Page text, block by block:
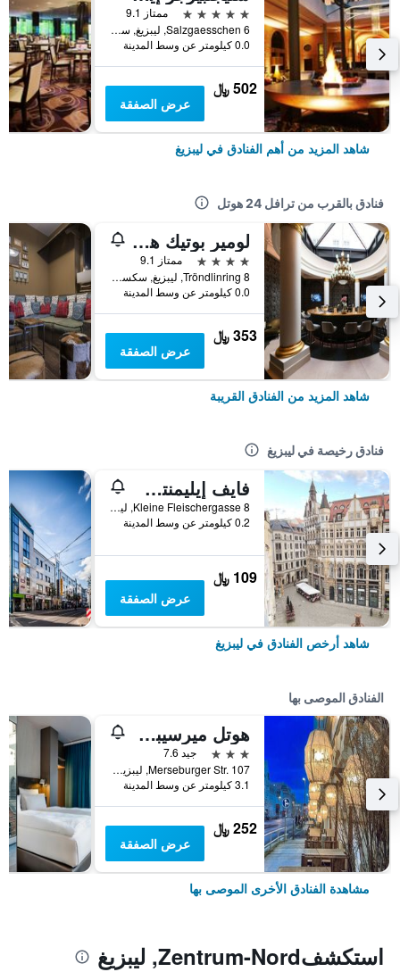
5 نجوم
ممتاز 9.1
Salzgaesschen 6, ليبزيغ, سكسونيا, ألمانيا
0.0 كيلومتر عن وسط المدينة
502 ﷼
عرض الصفقة
شاهد المزيد من أهم الفنادق في ليبزيغ
فنادق بالقرب من ترافل 24 هوتل
لومير بوتيك هوتل إم فورستينهوف لايبتزيج
4 نجوم
ممتاز 9.1
Tröndlinring 8, ليبزيغ, سكسونيا, ألمانيا
0.0 كيلومتر عن وسط المدينة
353 ﷼
عرض الصفقة
شاهد المزيد من الفنادق القريبة
فنادق رخيصة في ليبزيغ
فايف إيليمنتس هوستل ليبزيج
Kleine Fleischergasse 8, ليبزيغ, سكسونيا, ألمانيا
0.2 كيلومتر عن وسط المدينة
109 ﷼
عرض الصفقة
شاهد أرخص الفنادق في ليبزيغ
الفنادق الموصى بها
هوتل ميرسيبرجر هوف
3 نجوم
جيد 7.6
Merseburger Str. 107, ليبزيغ, سكسونيا, ألمانيا
3.1 كيلومتر عن وسط المدينة
252 ﷼
عرض الصفقة
مشاهدة الفنادق الأخرى الموصى بها
استكشفZentrum-Nord, ليبزيغ